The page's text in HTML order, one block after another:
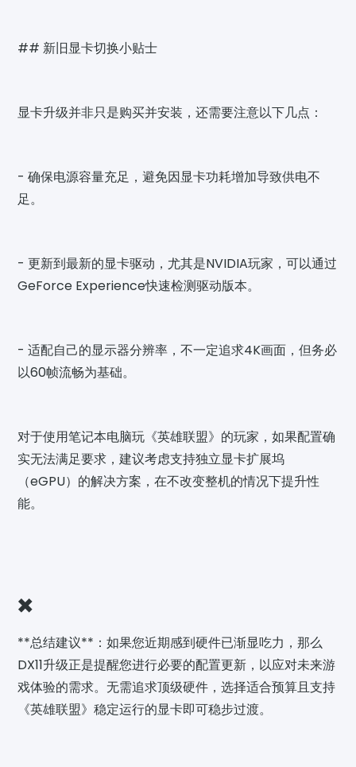
## 新旧显卡切换小贴士
显卡升级并非只是购买并安装，还需要注意以下几点：
- 确保电源容量充足，避免因显卡功耗增加导致供电不
足。
- 更新到最新的显卡驱动，尤其是NVIDIA玩家，可以通过
GeForce Experience快速检测驱动版本。
- 适配自己的显示器分辨率，不一定追求4K画面，但务必
以60帧流畅为基础。
对于使用笔记本电脑玩《英雄联盟》的玩家，如果配置确
实无法满足要求，建议考虑支持独立显卡扩展坞
（eGPU）的解决方案，在不改变整机的情况下提升性
能。
✖️
**总结建议**：如果您近期感到硬件已渐显吃力，那么
DX11升级正是提醒您进行必要的配置更新，以应对未来游
戏体验的需求。无需追求顶级硬件，选择适合预算且支持
《英雄联盟》稳定运行的显卡即可稳步过渡。